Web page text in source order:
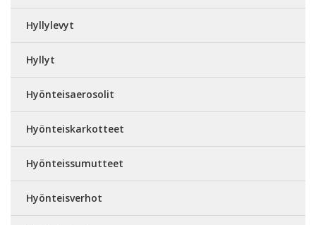
Hyllylevyt
Hyllyt
Hyönteisaerosolit
Hyönteiskarkotteet
Hyönteissumutteet
Hyönteisverhot